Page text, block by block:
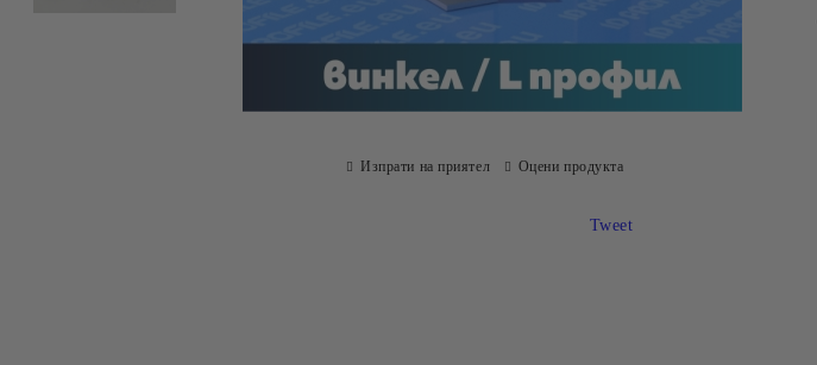
Изпрати на приятел Оцени продукта
Tweet